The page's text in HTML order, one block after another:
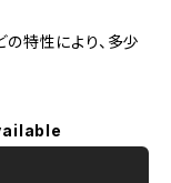
特性により、多少